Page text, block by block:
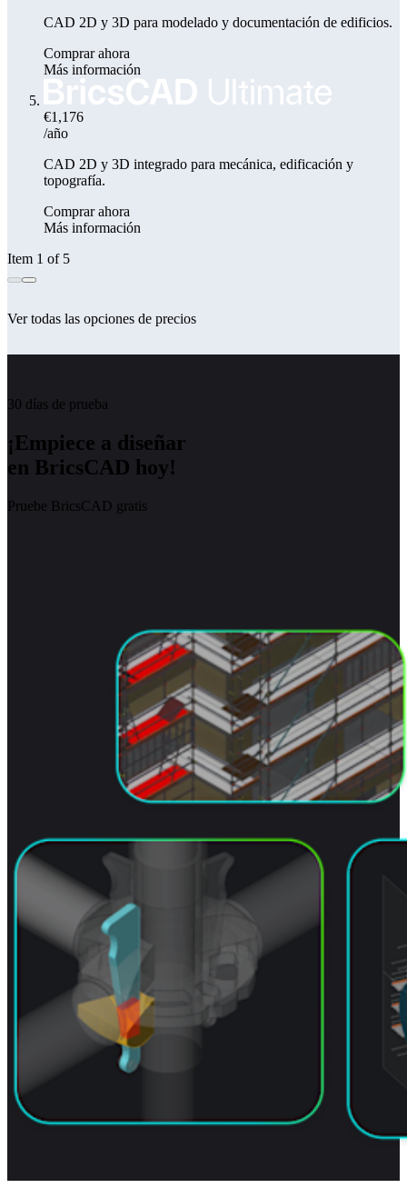
CAD 2D y 3D para modelado y documentación de edificios.
Comprar ahora
Más información
€1,176
/año
CAD 2D y 3D integrado para mecánica, edificación y
topografía.
Comprar ahora
Más información
Item 1 of 5
Ver todas las opciones de precios
30 días de prueba
¡Empiece a diseñar
en BricsCAD hoy!
Pruebe BricsCAD gratis